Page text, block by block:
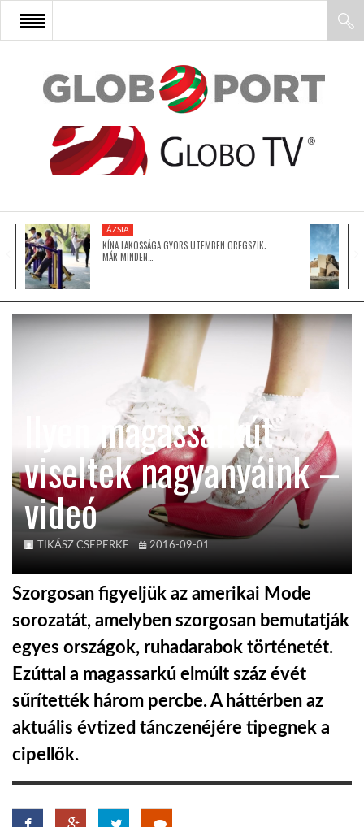
FŐOLDAL
AFRIKA
ÁZSIA
A VILÁG ITTHON
GLOBOTV BP
HÍR3D
TROPICALMAGAZIN
ÁZSIA
KÍNA LAKOSSÁGA GYORS ÜTEMBEN ÖREGSZIK:
MÁR MINDEN…
Ilyen magassarkút
viseltek nagyanyáink –
videó
TIKÁSZ CSEPERKE 2016-09-01
Szorgosan figyeljük az amerikai Mode
sorozatát, amelyben szorgosan bemutatják
egyes országok, ruhadarabok történetét.
Ezúttal a magassarkú elmúlt száz évét
sűrítették három percbe. A háttérben az
aktuális évtized tánczenéjére tipegnek a
cipellők.